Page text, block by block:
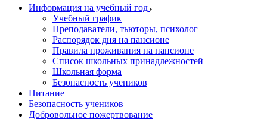
Информация на учебный год
Учебный график
Преподаватели, тьюторы, психолог
Распорядок дня на пансионе
Правила проживания на пансионе
Список школьных принадлежностей
Школьная форма
Безопасность учеников
Питание
Безопасность учеников
Добровольное пожертвование